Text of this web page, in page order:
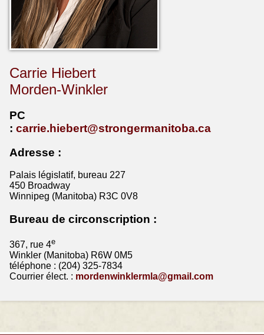
Carrie Hiebert
Morden-Winkler
PC
: carrie.hiebert@strongermanitoba.ca
Adresse :
Palais législatif, bureau 227
450 Broadway
Winnipeg (Manitoba) R3C 0V8
Bureau de circonscription :
367, rue 4e
Winkler (Manitoba) R6W 0M5
téléphone : (204) 325-7834
Courrier élect. : mordenwinklermla@gmail.com